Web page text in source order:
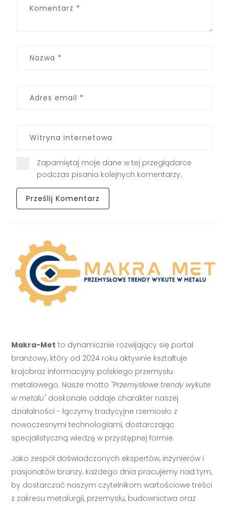
Zapamiętaj moje dane w tej przeglądarce
podczas pisania kolejnych komentarzy.
Makra-Met to dynamicznie rozwijający się portal
branżowy, który od 2024 roku aktywnie kształtuje
krajobraz informacyjny polskiego przemysłu
metalowego. Nasze motto "Przemysłowe trendy wykute
w metalu"doskonale oddaje charakter naszej
działalności - łączymy tradycyjne rzemiosło z
nowoczesnymi technologiami, dostarczając
specjalistyczną wiedzę w przystępnej formie.
Jako zespół doświadczonych ekspertów, inżynierów i
pasjonatów branży, każdego dnia pracujemy nad tym,
by dostarczać naszym czytelnikom wartościowe treści
z zakresu metalurgii, przemysłu, budownictwa oraz